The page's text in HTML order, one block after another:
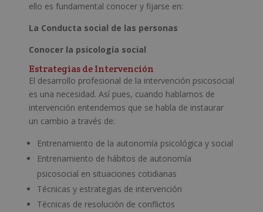
ello es fundamental conocer y fijarse en:
La Conducta social de las personas
Conocer la psicología social
Estrategias de Intervención
El desarrollo profesional de la intervención psicosocial
es una necesidad. Así pues, cuando hablamos de
intervención entendemos que se habla de instaurar
un cambio a través de:
Entrenamiento de la autonomía psicológica y social
Entrenamiento de hábitos de autonomía
psicosocial en situaciones cotidianas
Técnicas y estrategias de intervención
Técnicas de resolución de conflictos